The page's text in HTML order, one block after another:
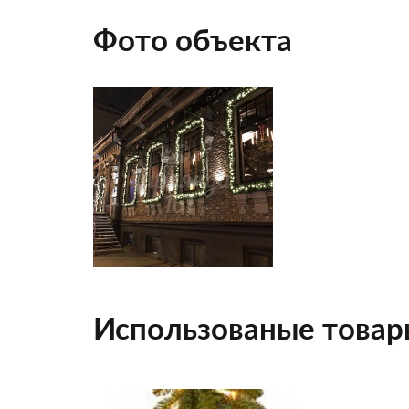
Фото объекта
Использованые